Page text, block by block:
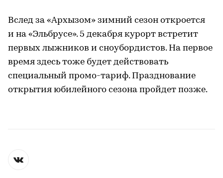
Вслед за «Архызом» зимний сезон откроется
и на «Эльбрусе». 5 декабря курорт встретит
первых лыжников и сноубордистов. На первое
время здесь тоже будет действовать
специальный промо-тариф. Празднование
открытия юбилейного сезона пройдет позже.